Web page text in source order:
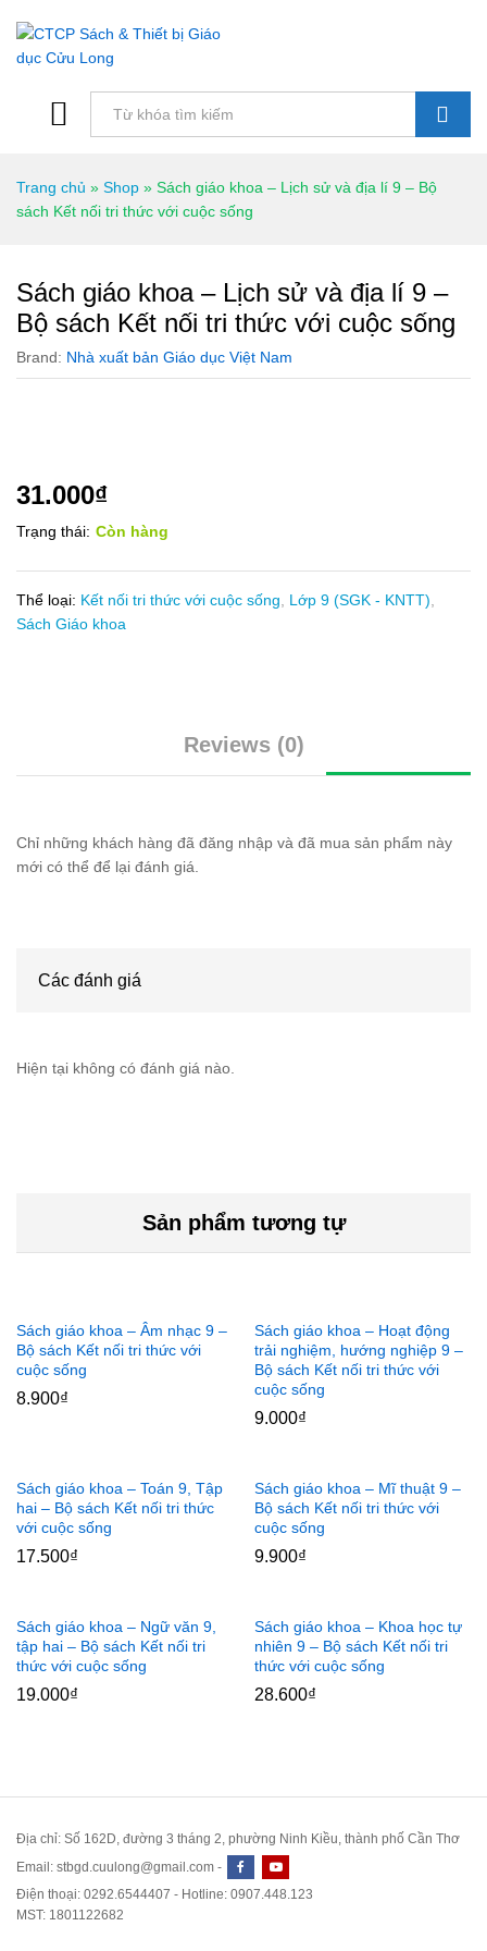
Trang chủ » Shop » Sách giáo khoa – Lịch sử và địa lí 9 – Bộ
sách Kết nối tri thức với cuộc sống
Sách giáo khoa – Lịch sử và địa lí 9 –
Bộ sách Kết nối tri thức với cuộc sống
Brand: Nhà xuất bản Giáo dục Việt Nam
31.000₫
Trạng thái: Còn hàng
Thể loại: Kết nối tri thức với cuộc sống Lớp 9 (SGK - KNTT)
Sách Giáo khoa
Reviews (0)
Chỉ những khách hàng đã đăng nhập và đã mua sản phẩm này
mới có thể để lại đánh giá.
Các đánh giá
Hiện tại không có đánh giá nào.
Sản phẩm tương tự
Sách giáo khoa – Âm nhạc 9 –
Bộ sách Kết nối tri thức với
cuộc sống
8.900₫
Sách giáo khoa – Hoạt động
trải nghiệm, hướng nghiệp 9 –
Bộ sách Kết nối tri thức với
cuộc sống
9.000₫
Sách giáo khoa – Toán 9, Tập
hai – Bộ sách Kết nối tri thức
với cuộc sống
17.500₫
Sách giáo khoa – Mĩ thuật 9 –
Bộ sách Kết nối tri thức với
cuộc sống
9.900₫
Sách giáo khoa – Ngữ văn 9,
tập hai – Bộ sách Kết nối tri
thức với cuộc sống
19.000₫
Sách giáo khoa – Khoa học tự
nhiên 9 – Bộ sách Kết nối tri
thức với cuộc sống
28.600₫
Địa chỉ: Số 162D, đường 3 tháng 2, phường Ninh Kiều, thành phố Cần Thơ
Email: stbgd.cuulong@gmail.com -
Điện thoại: 0292.6544407 - Hotline: 0907.448.123
MST: 1801122682